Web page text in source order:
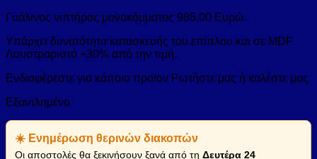
Γυάλινος νιπτήρας μονοκόμματος 985,00 Ευρώ.
Υπάρχει δυνατότητα κατασκευής του επίπλου και σε MDF
Λουστραριστό +30% από την τιμή.
Ενδιαφέρεστε για κάποιο προϊον Ρωτήστε μας ή καλέστε μας
Εξαντλημένο
☀️ Ενημέρωση θερινών διακοπών
Οι αποστολές θα ξεκινήσουν ξανά από τη Δευτέρα 24